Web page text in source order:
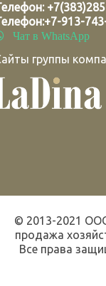
+7-913-
Чат в WhatsApp
группы
© 2013-2021
продажа
Все права